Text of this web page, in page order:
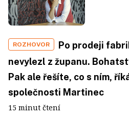
ROZHOVOR
Po prodeji
nevylezl z županu.
Pak ale řešíte, co s ním,
společnosti Martinec
15 minut čtení